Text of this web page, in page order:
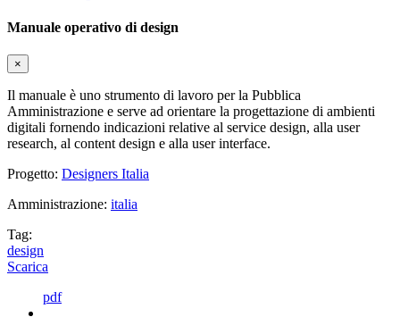
Manuale operativo di design
×
Il manuale è uno strumento di lavoro per la Pubblica
Amministrazione e serve ad orientare la progettazione di ambienti
digitali fornendo indicazioni relative al service design, alla user
research, al content design e alla user interface.
Progetto: Designers Italia
Amministrazione: italia
Tag:
design
Scarica
pdf